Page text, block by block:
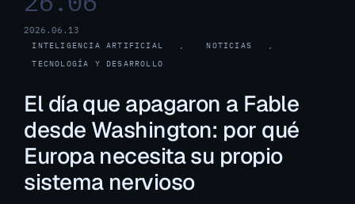
2026.06.13
INTELIGENCIA ARTIFICIAL , NOTICIAS
,
TECNOLOGÍA Y DESARROLLO
El día que apagaron a Fable
desde Washington: por qué
Europa necesita su propio
sistema nervioso